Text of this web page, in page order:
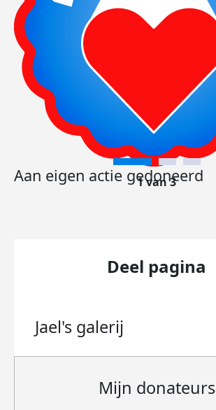
Aan eigen actie gedoneerd
1 van 3
Deel pagina
Jael's galerij
Mijn donateurs